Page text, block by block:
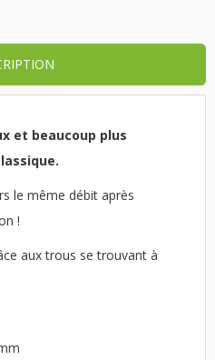
et beaucoup plus
le même débit après
!
aux trous se trouvant à